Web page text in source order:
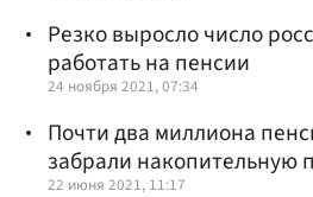
Резко выросло число
работать на пенсии
24 ноября 2021, 07:34
Почти два миллиона
забрали накопительную
22 июня 2021, 11:17